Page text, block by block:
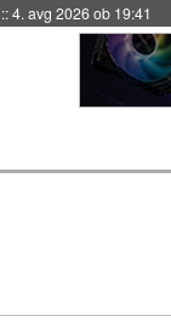
2026 ob 19:41